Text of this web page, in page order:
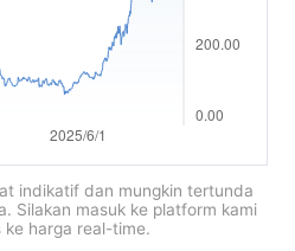
indikatif dan mungkin tertunda
Silakan masuk ke platform kami
ke harga real-time.